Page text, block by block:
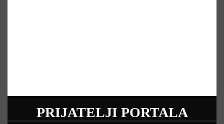
PRIJATELJI PORTALA